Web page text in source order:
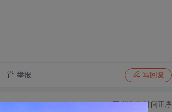
举报 写回复
切换为时间正序